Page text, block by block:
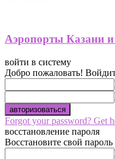
Аэропорты Казани
войти в систему
Добро пожаловать!
Forgot your password? Get
восстановление пароля
Восстановите свой пароль